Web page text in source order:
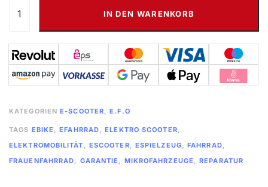
IN DEN WARENKORB
KATEGORIEN E-SCOOTER ,E.F.O
TAGS EBIKE ,EFAHRRAD,ELEKTRO SCOOTER,
ELEKTROMOBILITÄT , ESCOOTER, ESPIELZEUG,FAHRRAD,
FRAUENFAHRRAD, GARANTIE , MIKROFAHRZEUGE ,REPARATUR